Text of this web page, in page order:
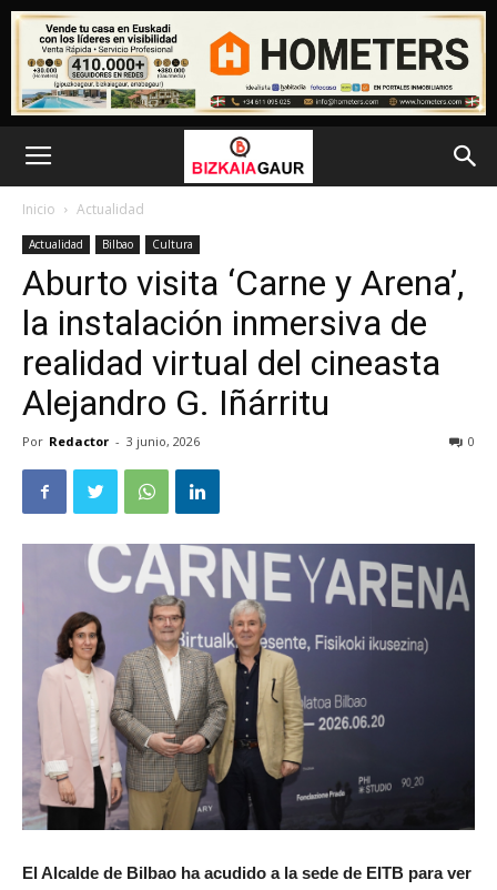
Inicio Actualidad
Actualidad Bilbao Cultura
Aburto visita ‘Carne y Arena’,
la instalación inmersiva de
realidad virtual del cineasta
Alejandro G. Iñárritu
Por Redactor - 3 junio, 2026 0
El Alcalde de Bilbao ha acudido a la sede de EITB para ver